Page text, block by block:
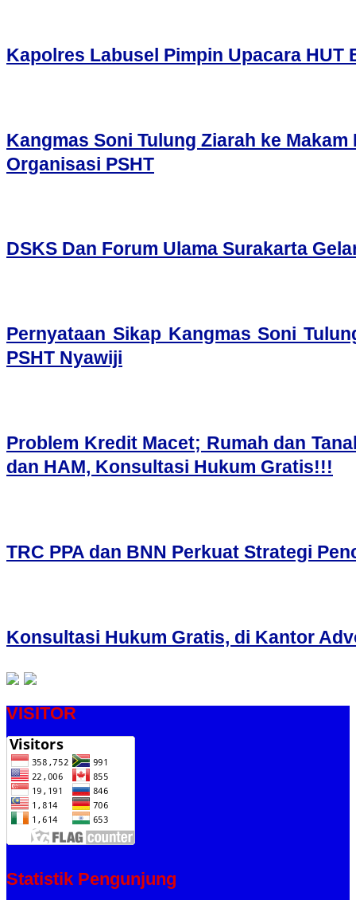
Kapolres Labusel Pimpin Upacara
Kangmas Soni Tulung Ziarah ke
Organisasi PSHT
DSKS Dan Forum Ulama Surakarta
Pernyataan Sikap Kangmas Soni
PSHT Nyawiji
Problem Kredit Macet; Rumah dan
dan HAM, Konsultasi Hukum Gratis!!!
TRC PPA dan BNN Perkuat Strategi
Konsultasi Hukum Gratis, di Kantor
VISITOR
Statistik Pengunjung